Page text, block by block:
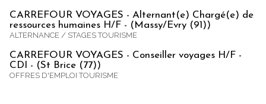
CARREFOUR VOYAGES - Alternant(e) Chargé(e) de
ressources humaines H/F - (Massy/Evry (91))
ALTERNANCE / STAGES TOURISME
CARREFOUR VOYAGES - Conseiller voyages H/F -
CDI - (St Brice (77))
OFFRES D'EMPLOI TOURISME